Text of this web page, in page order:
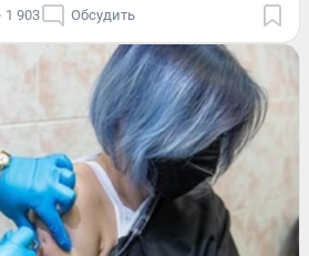
1 903 Обсудить